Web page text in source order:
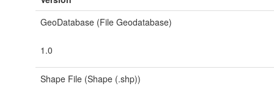
GeoDatabase (File Geodatabase)
1.0
Shape File (Shape (.shp))